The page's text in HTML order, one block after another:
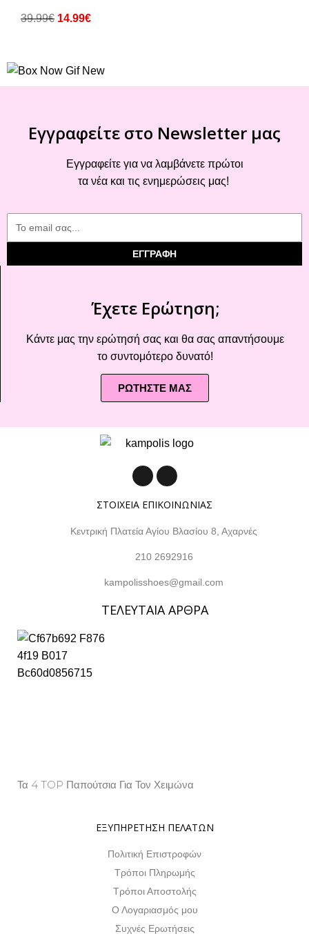
39.99€ 14.99€
Εγγραφείτε στο Newsletter μας
Εγγραφείτε για να λαμβάνετε πρώτοι
τα νέα και τις ενημερώσεις μας!
ΕΓΓΡΑΦΗ
Έχετε Ερώτηση;
Κάντε μας την ερώτησή σας και θα σας απαντήσουμε
το συντομότερο δυνατό!
ΡΩΤΗΣΤΕ ΜΑΣ
ΣΤΟΙΧΕΙΑ ΕΠΙΚΟΙΝΩΝΙΑΣ
Κεντρική Πλατεία Αγίου Βλασίου 8, Αχαρνές
210 2692916
kampolisshoes@gmail.com
ΤΕΛΕΥΤΑΙΑ ΑΡΘΡΑ
Τα 4 TOP Παπούτσια Για Τον Χειμώνα
ΕΞΥΠΗΡΕΤΗΣΗ ΠΕΛΑΤΩΝ
Πολιτική Επιστροφών
Τρόποι Πληρωμής
Τρόποι Αποστολής
Ο Λογαριασμός μου
Συχνές Ερωτήσεις